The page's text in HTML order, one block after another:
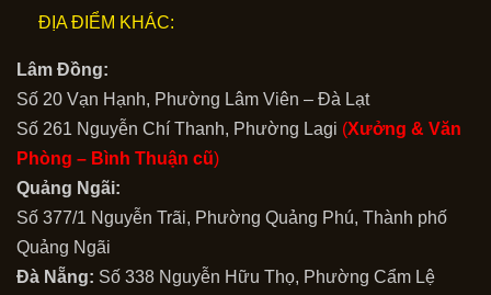
ĐỊA ĐIỂM KHÁC:
Lâm Đồng:
Số 20 Vạn Hạnh, Phường Lâm Viên – Đà Lạt
Số 261 Nguyễn Chí Thanh, Phường Lagi (Xưởng & Văn
Phòng – Bình Thuận cũ)
Quảng Ngãi:
Số 377/1 Nguyễn Trãi, Phường Quảng Phú, Thành phố
Quảng Ngãi
Đà Nẵng: Số 338 Nguyễn Hữu Thọ, Phường Cẩm Lệ